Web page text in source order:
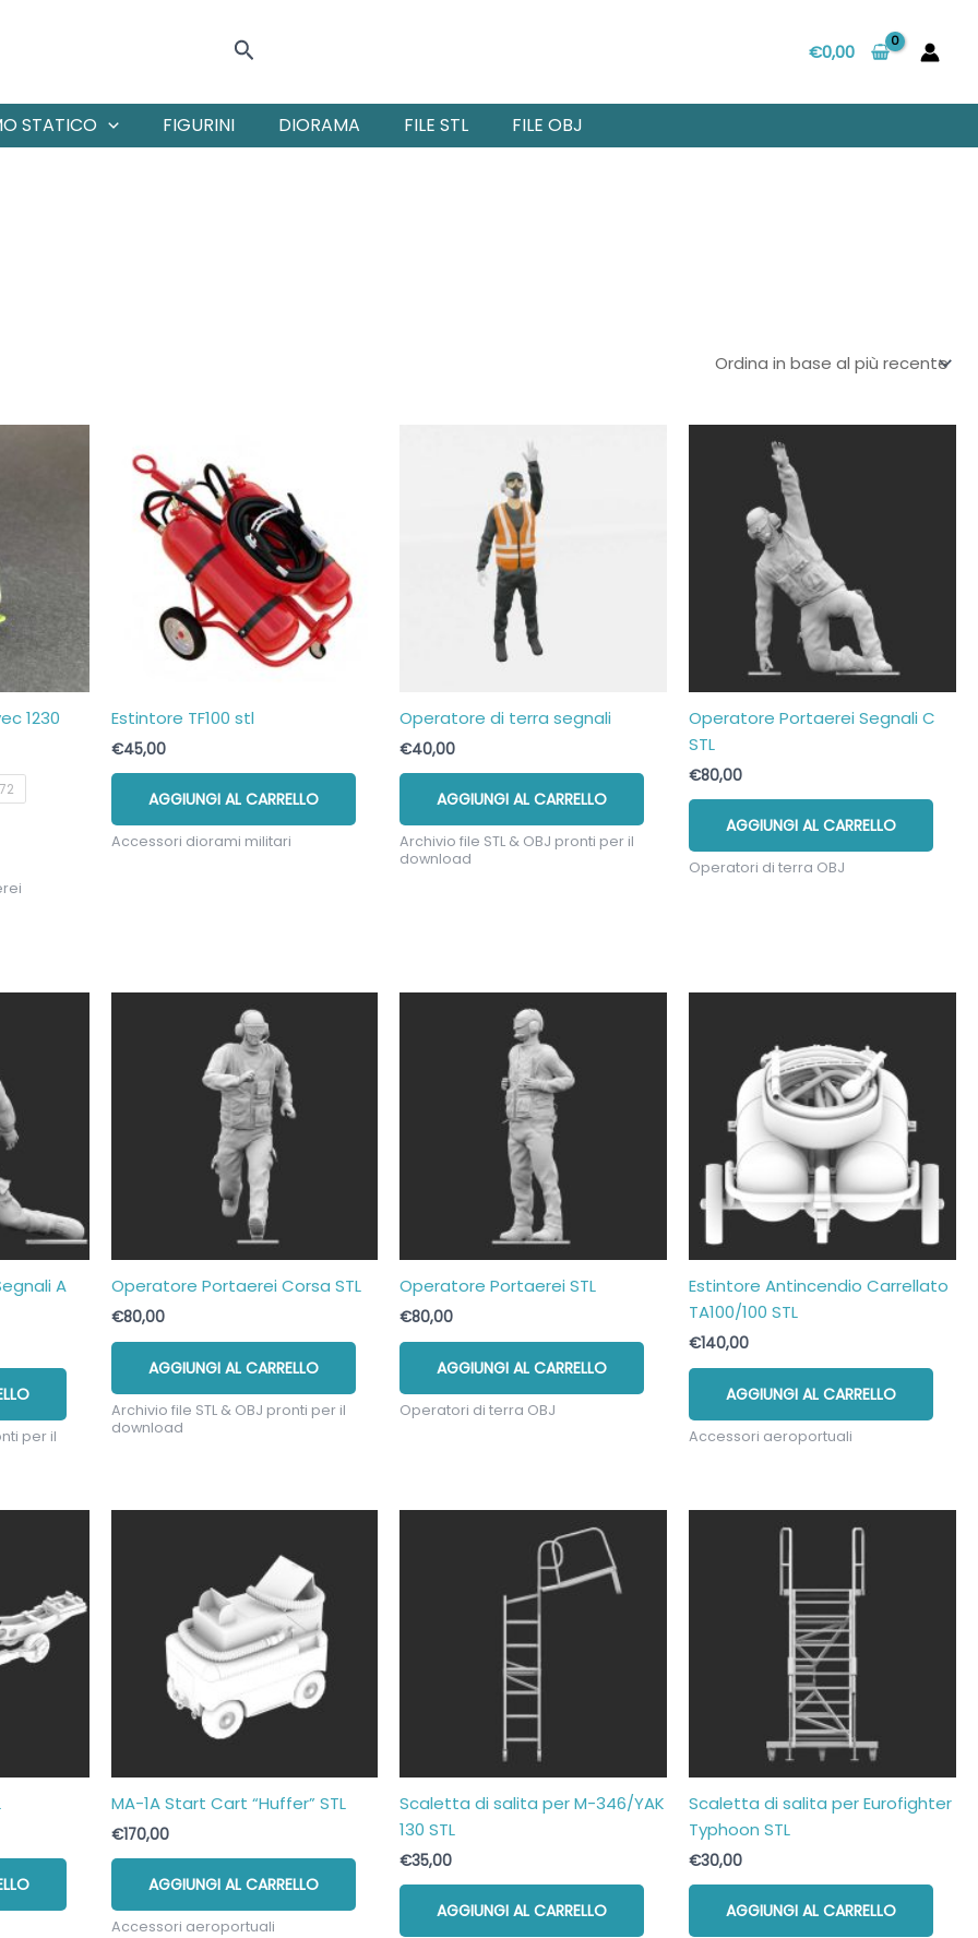
Cerca €0,00
STATICO FIGURINI DIORAMA FILE STL FILE OBJ
1230 Estintore TF100 stl
€45,00
AGGIUNGI AL CARRELLO
Accessori diorami militari
Operatore di terra segnali
€40,00
AGGIUNGI AL CARRELLO
Archivio file STL & OBJ pronti per il
download
Operatore Portaerei Segnali C
STL
€80,00
AGGIUNGI AL CARRELLO
Operatori di terra OBJ
A
per il
Operatore Portaerei Corsa STL
€80,00
AGGIUNGI AL CARRELLO
Archivio file STL & OBJ pronti per il
download
Operatore Portaerei STL
€80,00
AGGIUNGI AL CARRELLO
Operatori di terra OBJ
Estintore Antincendio Carrellato
TA100/100 STL
€140,00
AGGIUNGI AL CARRELLO
Accessori aeroportuali
MA-1A Start Cart “Huffer” STL
€170,00
AGGIUNGI AL CARRELLO
Accessori aeroportuali
Scaletta di salita per M-346/YAK
130 STL
€35,00
AGGIUNGI AL CARRELLO
Scaletta di salita per Eurofighter
Typhoon STL
€30,00
AGGIUNGI AL CARRELLO